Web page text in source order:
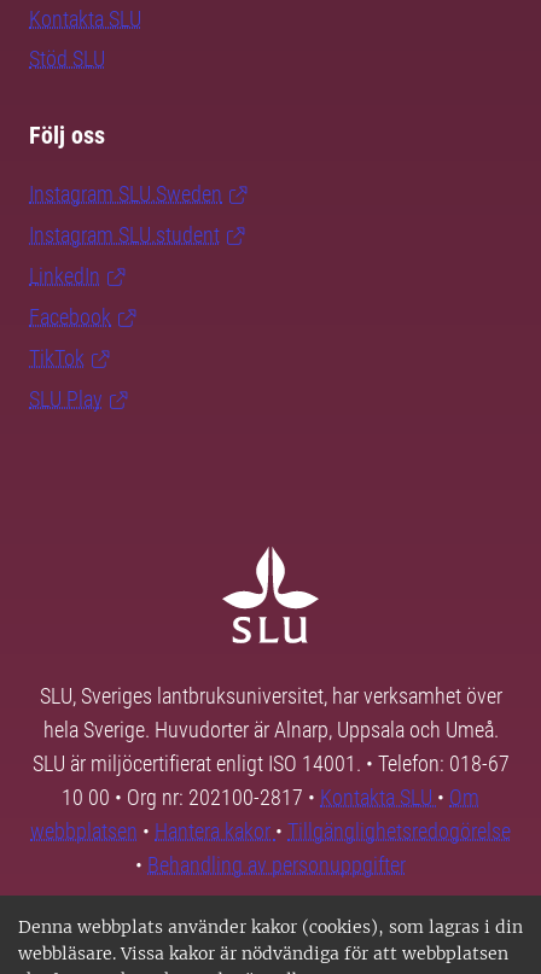
Denna webbplats använder kakor (cookies), som lagras i din
webbläsare. Vissa kakor är nödvändiga för att webbplatsen
Kontakta SLU
Stöd SLU
Följ oss
Instagram SLU.Sweden
Instagram SLU.student
LinkedIn
Facebook
TikTok
SLU Play
SLU, Sveriges lantbruksuniversitet, har verksamhet över
hela Sverige. Huvudorter är Alnarp, Uppsala och Umeå.
SLU är miljöcertifierat enligt ISO 14001. • Telefon: 018-67
10 00 • Org nr: 202100-2817 • Kontakta SLU • Om
webbplatsen • Hantera kakor • Tillgänglighetsredogörelse
• Behandling av personuppgifter